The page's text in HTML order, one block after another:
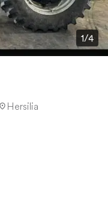
1/4
Hersilia